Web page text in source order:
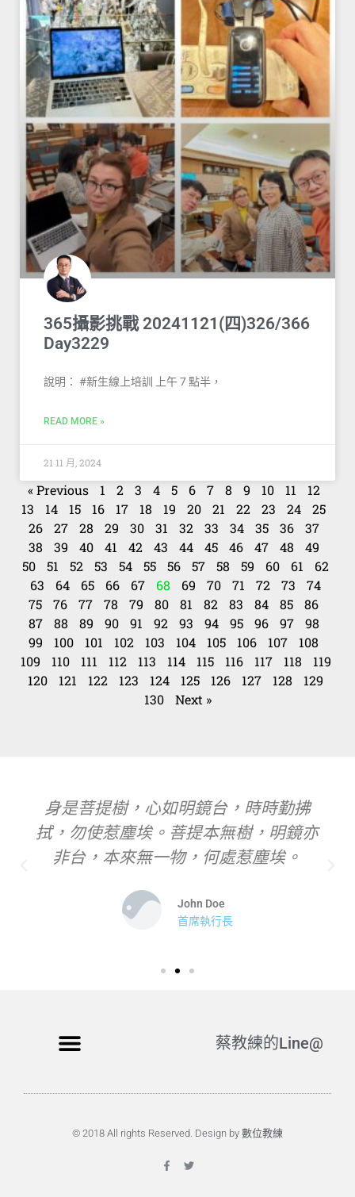
365攝影挑戰 20241121(四)326/366
Day3229
說明： #新生線上培訓 上午 7 點半，
READ MORE »
21 11 月, 2024
« Previous 1 2 3 4 5 6 7 8 9 10 11
12
13
14 15 16 17 18 19 20 21 22 23 24
25
26
27 28 29 30 31 32 33 34 35 36
37
38
39 40 41 42 43 44 45 46 47 48
49
50
51 52 53 54 55 56 57 58 59 60 61
62
63
64 65 66 67 68 69 70 71 72 73
74
75
76 77 78 79 80 81 82 83 84 85
86
87
88 89 90 91 92 93 94 95 96 97
98
99
100 101 102 103 104 105 106 107
108
109
110 111 112 113 114 115 116 117 118
119
120
121 122 123 124 125 126 127 128
129
130
Next »
身是菩提樹，心如明鏡台，時時勤拂
拭，勿使惹塵埃。菩提本無樹，明鏡亦
非台，本來無一物，何處惹塵埃。
John Doe
首席執行長
蔡教練的Line@
© 2018 All rights Reserved. Design by 數位教練